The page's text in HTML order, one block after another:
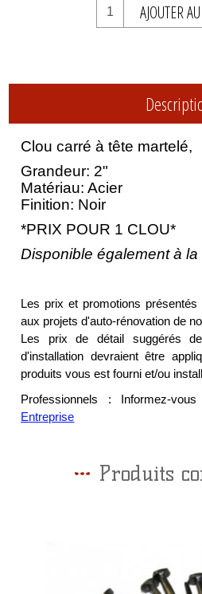
AJOUTER
Clou carré à tête martelé,
Grandeur: 2"
Matériau: Acier
Finition: Noir
*PRIX POUR 1 CLOU*
Disponible également à la
Les prix et promotions
aux projets d'auto-rénovation de
Les prix de détail suggérés
d'installation devraient être
produits vous est fourni et/ou
Professionnels : Informez-
Entreprise
Produits